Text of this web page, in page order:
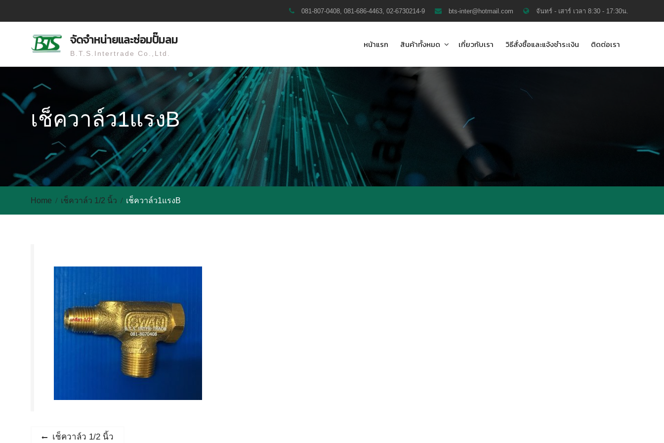
081-807-0408, 081-686-4463, 02-6730214-9 bts-inter@hotmail.com จันทร์ - เสาร์ เวลา 8:30 - 17:30น.
จัดจำหน่ายและซ่อมปั๊มลม
B.T.S.Intertrade Co.,Ltd.
หน้าแรก สินค้าทั้งหมด เกี่ยวกับเรา วิธีสั่งซื้อและแจ้งชำระเงิน ติดต่อเรา
เช็ควาล์ว1แรงB
Home เช็ควาล์ว 1/2 นิ้ว เช็ควาล์ว1แรงB
แนะแนว
Previous
เช็ควาล์ว 1/2 นิ้ว